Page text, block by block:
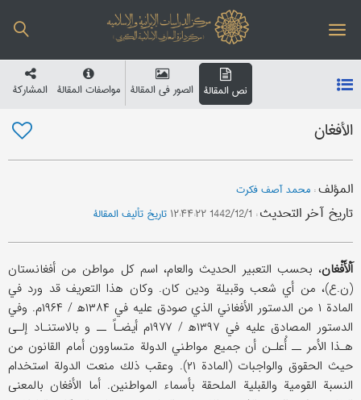
نص المقالة الصور في المقالة مواصفات المقالة المشارکة
الأفغان
المؤلف: محمد آصف فکرت
تاریخ آخر التحدیث: 1442/12/1 ۱۲:۴۴:۲۲ تاریخ تألیف المقالة
اَلْأَفْغان، بحسب التعبير الحديث والعام، اسم كل مواطن من أفغانستان
(ن.ع)، من أي شعب وقبيلة ودين كان. وكان هذا التعريف قد ورد في
المادة ۱ من الدستور الأفغاني الذي صودق عليه في ۱۳۸۴ه‍ / ‍۱۹۶۴م. وفي
الدستور المصادق عليه في ۱۳۹۷ه‍ / ۱۹۷۷م أيضـاً ــ و بالاستنـاد إلـى
هـذا الأمر ــ أُعلـن أن جميع مواطني الدولة متساوون أمام القانون من
حيث الحقوق والواجبات (المادة ۲۱). وعقب ذلك منعت الدولة استخدام
النسبة القومية والقبلية الملحقة بأسماء المواطنين. أما الأفغان بالمعنى